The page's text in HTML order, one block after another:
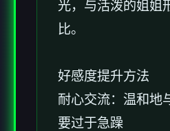
光，与活泼的姐姐
比。
好感度提升方法
耐心交流：温和地
要过于急躁